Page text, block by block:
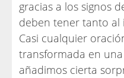
gracias a los signos
deben tener tanto al
Casi cualquier
transformada en
añadimos cierta